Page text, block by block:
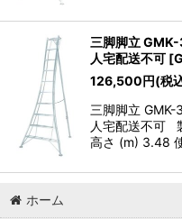
三脚脚立
人宅配送不可 [
126,500円(税
三脚脚立
人宅配送不可
高さ (m) 3.48
ホーム